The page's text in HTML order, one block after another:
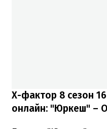
Х-фактор 8 сезон
онлайн: "Юркеш" –